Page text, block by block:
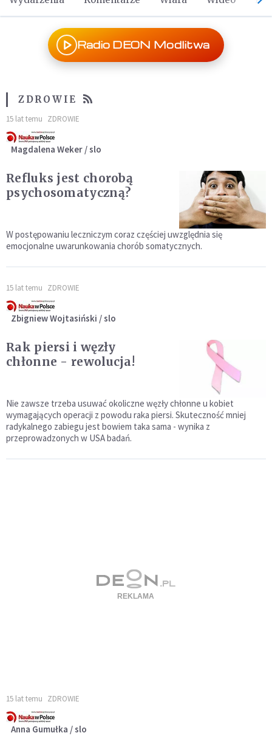
Radio DEON Modlitwa
ZDROWIE
15 lat temu ZDROWIE
Magdalena Weker / slo
Refluks jest chorobą
psychosomatyczną?
W postępowaniu leczniczym coraz częściej uwzględnia się
emocjonalne uwarunkowania chorób somatycznych.
15 lat temu ZDROWIE
Zbigniew Wojtasiński / slo
Rak piersi i węzły
chłonne - rewolucja!
Nie zawsze trzeba usuwać okoliczne węzły chłonne u kobiet
wymagających operacji z powodu raka piersi. Skuteczność mniej
radykalnego zabiegu jest bowiem taka sama - wynika z
przeprowadzonych w USA badań.
15 lat temu ZDROWIE
Anna Gumułka / slo